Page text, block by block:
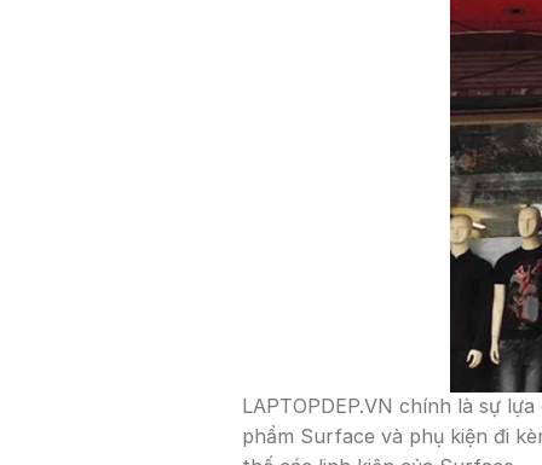
LAPTOPDEP.VN chính là sự
phẩm Surface và phụ kiện đi